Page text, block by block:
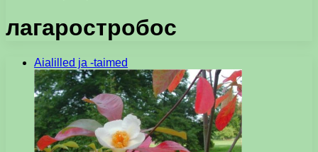
лагаростробос
Aialilled ja -taimed